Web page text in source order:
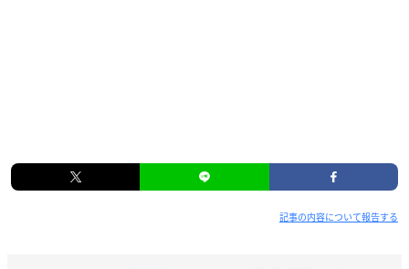
記事の内容について報告する